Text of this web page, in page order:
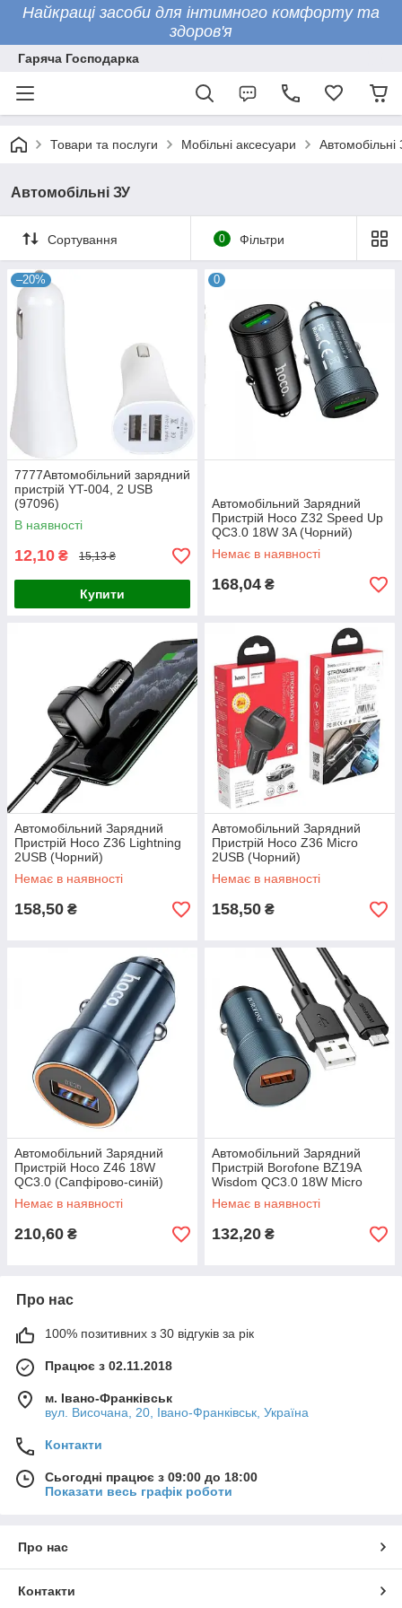
Найкращі засоби для інтимного комфорту та
здоров'я
Гаряча Господарка
Товари та послуги Мобільні аксесуари Автомобільні
Автомобільні ЗУ
Сортування 0 Фільтри
–20%
7777Автомобільний зарядний
пристрій YT-004, 2 USB
(97096)
В наявності
12,10 ₴ 15,13 ₴
Купити
0
Автомобільний Зарядний
Пристрій Hoco Z32 Speed Up
QC3.0 18W 3A (Чорний)
38315
Немає в наявності
168,04 ₴
Автомобільний Зарядний
Пристрій Hoco Z36 Lightning
2USB (Чорний)
Немає в наявності
158,50 ₴
Автомобільний Зарядний
Пристрій Hoco Z36 Micro
2USB (Чорний)
Немає в наявності
158,50 ₴
Автомобільний Зарядний
Пристрій Hoco Z46 18W
QC3.0 (Сапфірово-синій)
38315
Немає в наявності
210,60 ₴
Автомобільний Зарядний
Пристрій Borofone BZ19A
Wisdom QC3.0 18W Micro
(Сапфірово-синій) 38315
Немає в наявності
132,20 ₴
Про нас
100% позитивних з 30 відгуків за рік
Працює з 02.11.2018
м. Івано-Франківськ
вул. Височана, 20, Івано-Франківськ, Україна
Контакти
Сьогодні працює з 09:00 до 18:00
Показати весь графік роботи
Про нас
Контакти